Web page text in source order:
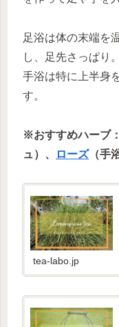
足浴は体の末端を
し、足先さっぱり。
手浴は特に上半身
す。
※おすすめハーブ：
ュ）、
ローズ（手
tea-labo.jp